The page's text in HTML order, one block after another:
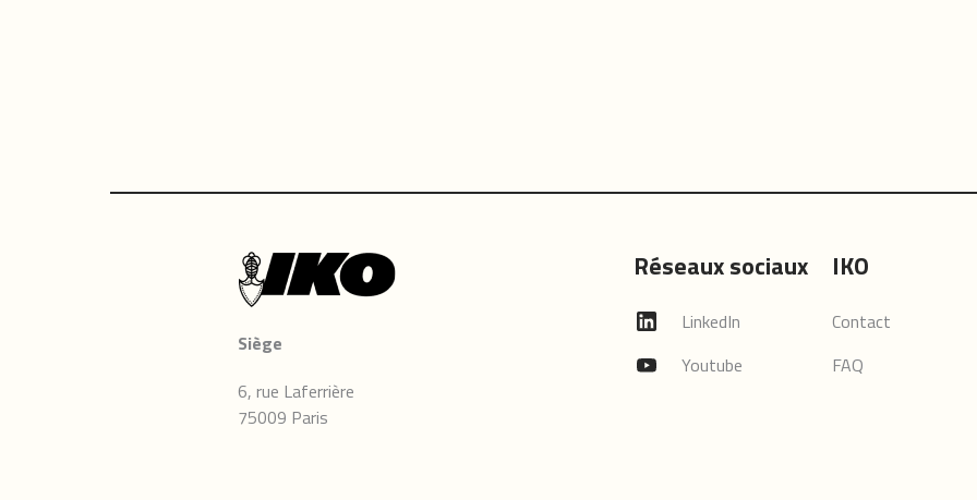
Siège
6, rue Laferrière
75009 Paris
Réseaux sociaux
LinkedIn
Youtube
IKO
Contact
FAQ